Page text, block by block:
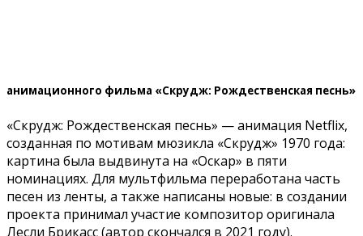
анимационного фильма «Скрудж: Рождественская песнь»
«Скрудж: Рождественская песнь» — анимация Netflix,
созданная по мотивам мюзикла «Скрудж» 1970 года:
картина была выдвинута на «Оскар» в пяти
номинациях. Для мультфильма переработана часть
песен из ленты, а также написаны новые: в создании
проекта принимал участие композитор оригинала
Лесли Брикасс (автор скончался в 2021 году).